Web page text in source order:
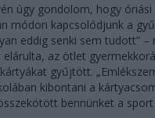
úgy gondolom, hogy
módon kapcsolódjunk a
eddig senki sem tudott” –
elárulta, az ötlet
gyűjtött.
kibontani a
bennünket a